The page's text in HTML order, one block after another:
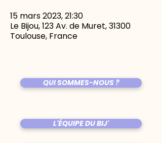
15 mars 2023, 21:30
Le Bijou, 123 Av. de Muret, 31300
Toulouse, France
QUI SOMMES-NOUS ?
L'ÉQUIPE DU BIJ'